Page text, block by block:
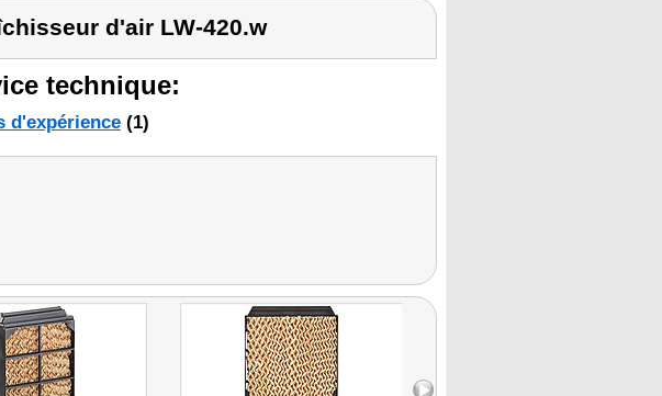
d'air LW-420.w
technique:
d'expérience (1)